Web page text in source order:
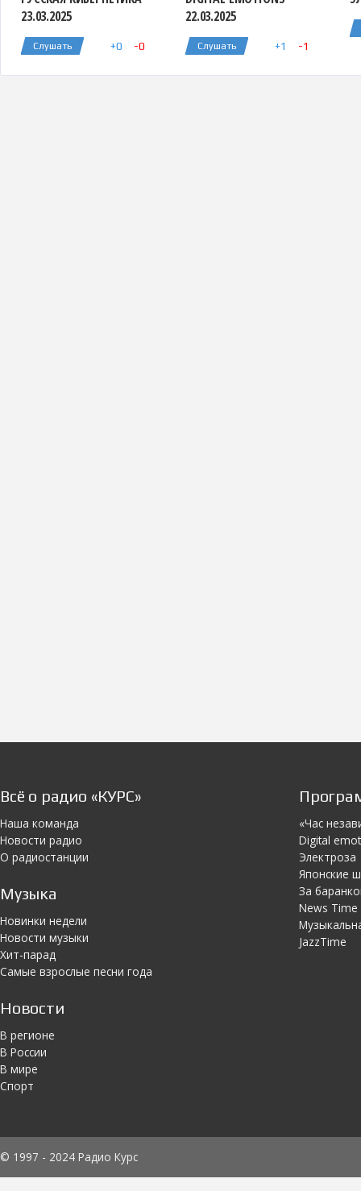
23.03.2025
Слушать +0 -0
22.03.2025
Слушать +1 -1
Всё о радио «КУРС»
Наша команда
Новости радио
О радиостанции
Музыка
Новинки недели
Новости музыки
Хит-парад
Самые взрослые песни года
Новости
В регионе
В России
В мире
Спорт
«Час
Digital
Электроза
Японскиe
За
News Time
JazzTime
© 1997 - 2024 Радио Курс